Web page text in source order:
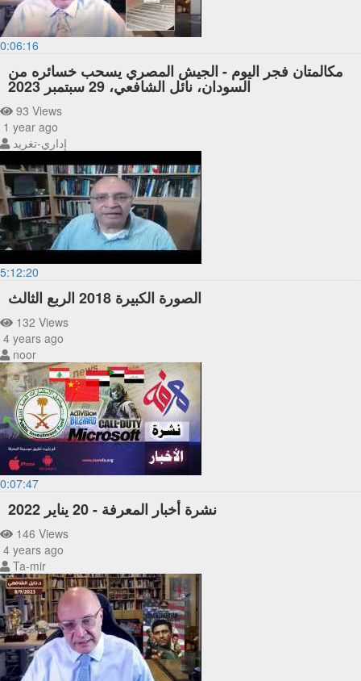
0:06:16
مكالمتان فجر اليوم - الجيش المصري يسحب خسائره من
السودان، نائل الشافعي، 29 سبتمبر 2023
93 Views
1 year ago
إداري-تغريد
5:12:20
الصورة الكبيرة 2018 الربع الثالث
132 Views
4 years ago
noor
0:07:47
نشرة أخبار المعرفة - 20 يناير 2022
146 Views
4 years ago
Ta-mir